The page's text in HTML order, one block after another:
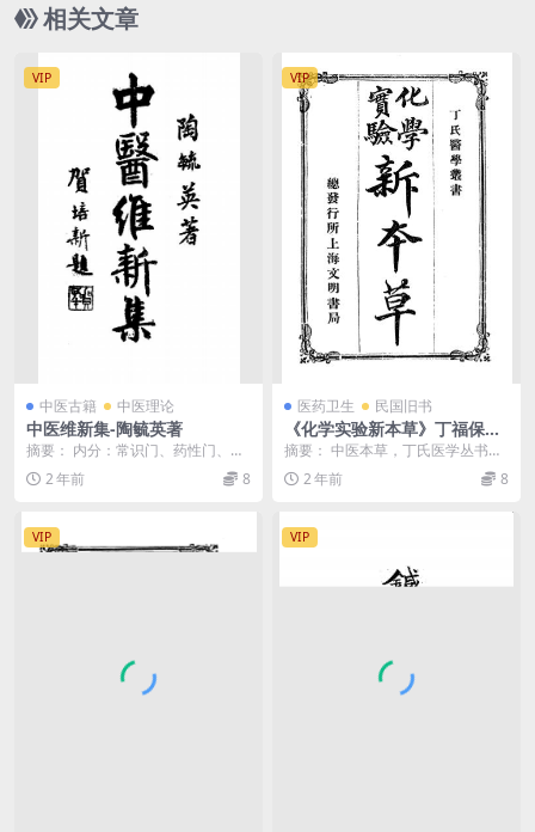
相关文章
VIP
中医古籍 中医理论
中医维新集-陶毓英著
摘要： 内分：常识门、药性门、四
诊门、治疗门四部分。介绍中医保
健与诊断治疗常识，...
2 年前 8
VIP
医药卫生 民国旧书
《化学实验新本草》丁福保译
述-文明书局-宣统元年[1909]-
pdf古籍下载
摘要： 中医本草，丁氏医学丛书之
一，丁福保译，分：麻醉剂、兴奋
剂、解热清凉剂、驱...
2 年前 8
VIP VIP